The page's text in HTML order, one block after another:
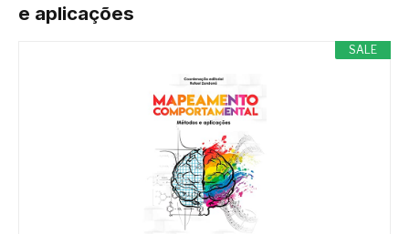
e aplicações
SALE